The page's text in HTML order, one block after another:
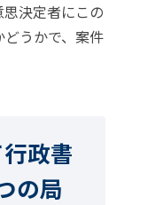
決定者にこの
うかで、案件
政書
の局